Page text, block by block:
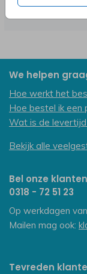
We helpen
Hoe werkt het
Hoe bestel ik een
Wat is de
Bekijk alle
Bel onze
0318 - 72 51 23
Op werkdagen
Mailen mag ook:
Tevreden